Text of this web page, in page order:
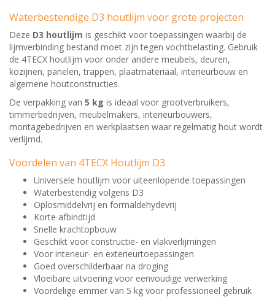
Waterbestendige D3 houtlijm voor grote projecten
Deze D3 houtlijm is geschikt voor toepassingen waarbij de
lijmverbinding bestand moet zijn tegen vochtbelasting. Gebruik
de 4TECX houtlijm voor onder andere meubels, deuren,
kozijnen, panelen, trappen, plaatmateriaal, interieurbouw en
algemene houtconstructies.
De verpakking van 5 kg is ideaal voor grootverbruikers,
timmerbedrijven, meubelmakers, interieurbouwers,
montagebedrijven en werkplaatsen waar regelmatig hout wordt
verlijmd.
Voordelen van 4TECX Houtlijm D3
Universele houtlijm voor uiteenlopende toepassingen
Waterbestendig volgens D3
Oplosmiddelvrij en formaldehydevrij
Korte afbindtijd
Snelle krachtopbouw
Geschikt voor constructie- en vlakverlijmingen
Voor interieur- en exterieurtoepassingen
Goed overschilderbaar na droging
Vloeibare uitvoering voor eenvoudige verwerking
Voordelige emmer van 5 kg voor professioneel gebruik